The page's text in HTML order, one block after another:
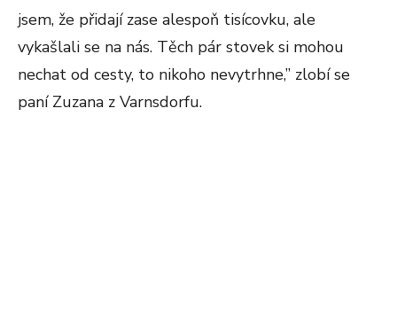
jsem, že přidají zase alespoň tisícovku, ale
vykašlali se na nás. Těch pár stovek si mohou
nechat od cesty, to nikoho nevytrhne,” zlobí se
paní Zuzana z Varnsdorfu.